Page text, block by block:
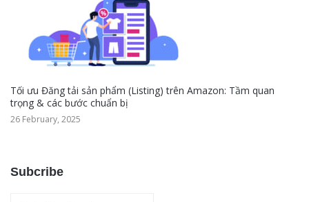
Tối ưu Đăng tải sản phẩm (Listing) trên Amazon: Tầm quan
trọng & các bước chuẩn bị
26 February, 2025
Subcribe